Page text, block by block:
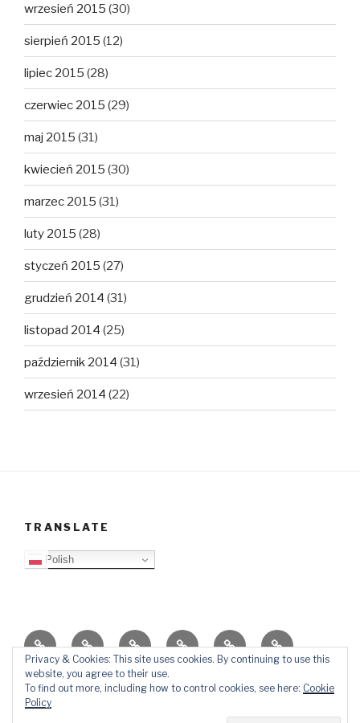
wrzesień 2015 (30)
sierpień 2015 (12)
lipiec 2015 (28)
czerwiec 2015 (29)
maj 2015 (31)
kwiecień 2015 (30)
marzec 2015 (31)
luty 2015 (28)
styczeń 2015 (27)
grudzień 2014 (31)
listopad 2014 (25)
październik 2014 (31)
wrzesień 2014 (22)
TRANSLATE
Polish
O
blogu
Top
Lista
Ewangelizacja
Father
Daniel
Video
Blog
PB
KontaktŚlady
Privacy & Cookies: This site uses cookies. By continuing to use this
website, you agree to their use.
To find out more, including how to control cookies, see here: Cookie
Policy